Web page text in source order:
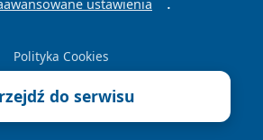
ustawienia
Polityka Cookies
do serwisu